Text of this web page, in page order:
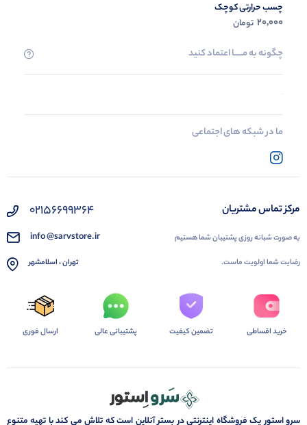
چسب حرارتی کوچک
20,000 تومان
چگونه به مــــــا اعتماد کنید
ما در شبکه های اجتماعی
مرکز تماس مشتریان
به صورت شبانه روزی پشتیبان شما هستیم
رضایت شما اولویت ماست.
02156699364
info @sarvstore.ir
تهران ، اسلامشهر
خرید اقساطی تضمین کیفیت پشتیبانی عالی ارسال فوری
سرو استور یک فروشگاه اینترنتی در بستر آنلاین است که تلاش می کند با تهیه متنوع